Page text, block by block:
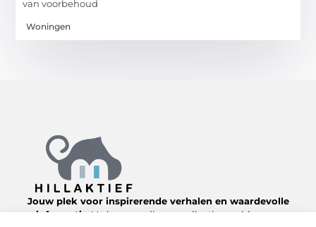
van voorbehoud
Woningen
Jouw plek voor inspirerende verhalen en waardevolle
informatie.
Verken een diverse collectie van blogs en